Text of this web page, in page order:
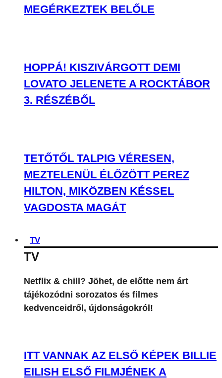
MEGÉRKEZTEK BELŐLE
HOPPÁ! KISZIVÁRGOTT DEMI
LOVATO JELENETE A ROCKTÁBOR
3. RÉSZÉBŐL
TETŐTŐL TALPIG VÉRESEN,
MEZTELENÜL ÉLŐZÖTT PEREZ
HILTON, MIKÖZBEN KÉSSEL
VAGDOSTA MAGÁT
TV
TV
Netflix & chill? Jöhet, de előtte nem árt
tájékozódni sorozatos és filmes
kedvenceidről, újdonságokról!
ITT VANNAK AZ ELSŐ KÉPEK BILLIE
EILISH ELSŐ FILMJÉNEK A